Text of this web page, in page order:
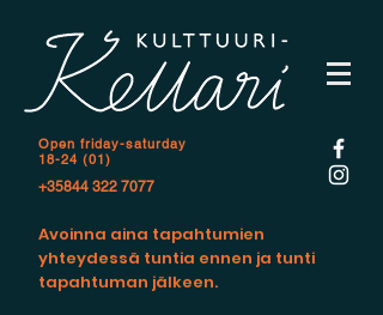
Open friday-saturday
18-24 (01)
+35844 322 7077
Avoinna aina tapahtumien
yhteydessä tuntia ennen ja tunti
tapahtuman jälkeen.